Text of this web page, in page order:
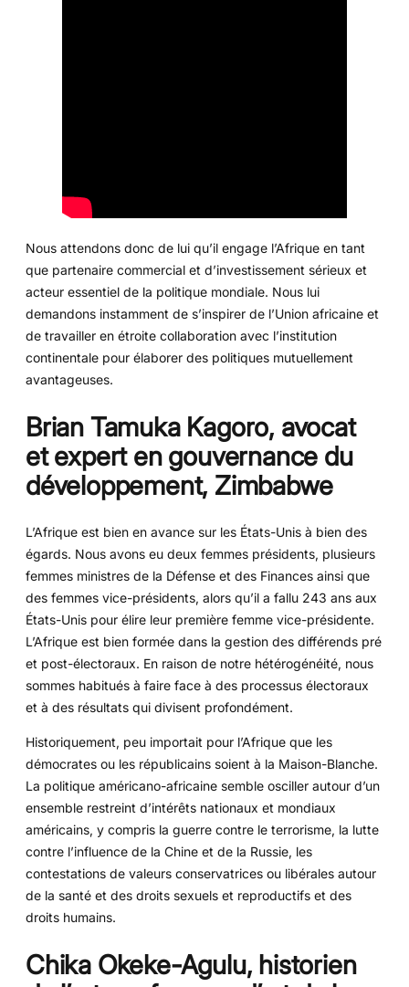
Nous attendons donc de lui qu’il engage l’Afrique en tant
que partenaire commercial et d’investissement sérieux et
acteur essentiel de la politique mondiale. Nous lui
demandons instamment de s’inspirer de l’Union africaine et
de travailler en étroite collaboration avec l’institution
continentale pour élaborer des politiques mutuellement
avantageuses.
Brian Tamuka Kagoro, avocat
et expert en gouvernance du
développement, Zimbabwe
L’Afrique est bien en avance sur les États-Unis à bien des
égards. Nous avons eu deux femmes présidents, plusieurs
femmes ministres de la Défense et des Finances ainsi que
des femmes vice-présidents, alors qu’il a fallu 243 ans aux
États-Unis pour élire leur première femme vice-présidente.
L’Afrique est bien formée dans la gestion des différends pré
et post-électoraux. En raison de notre hétérogénéité, nous
sommes habitués à faire face à des processus électoraux
et à des résultats qui divisent profondément.
Historiquement, peu importait pour l’Afrique que les
démocrates ou les républicains soient à la Maison-Blanche.
La politique américano-africaine semble osciller autour d’un
ensemble restreint d’intérêts nationaux et mondiaux
américains, y compris la guerre contre le terrorisme, la lutte
contre l’influence de la Chine et de la Russie, les
contestations de valeurs conservatrices ou libérales autour
de la santé et des droits sexuels et reproductifs et des
droits humains.
Chika Okeke-Agulu, historien